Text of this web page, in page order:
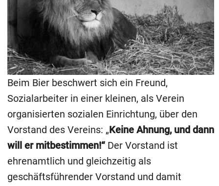
Beim Bier beschwert sich ein Freund,
Sozialarbeiter in einer kleinen, als Verein
organisierten sozialen Einrichtung, über den
Vorstand des Vereins: „Keine Ahnung, und dann
will er mitbestimmen!“ Der Vorstand ist
ehrenamtlich und gleichzeitig als
geschäftsführender Vorstand und damit